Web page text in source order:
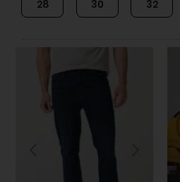
28 30 32